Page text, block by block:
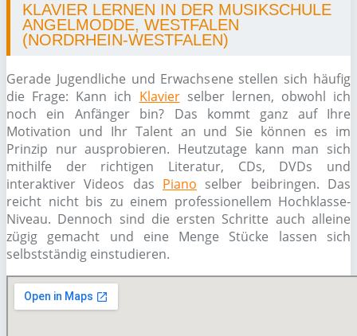
KLAVIER LERNEN IN DER MUSIKSCHULE
ANGELMODDE, WESTFALEN
(NORDRHEIN-WESTFALEN)
Gerade Jugendliche und Erwachsene stellen sich häufig
die Frage: Kann ich Klavierselber lernen, obwohl ich
noch ein Anfänger bin? Das kommt ganz auf Ihre
Motivation und Ihr Talent an und Sie können es im
Prinzip nur ausprobieren. Heutzutage kann man sich
mithilfe der richtigen Literatur, CDs, DVDs und
interaktiver Videos das Piano selber beibringen. Das
reicht nicht bis zu einem professionellem Hochklasse-
Niveau. Dennoch sind die ersten Schritte auch alleine
zügig gemacht und eine Menge Stücke lassen sich
selbstständig einstudieren.